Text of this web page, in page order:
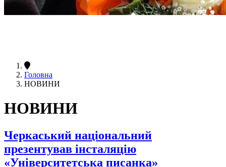
Головна
НОВИНИ
НОВИНИ
Черкаський національний
презентував інсталяцію
«Університетська писанка»